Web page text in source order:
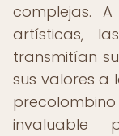
complejas.
artísticas,
transmitían
sus valores a
invaluable